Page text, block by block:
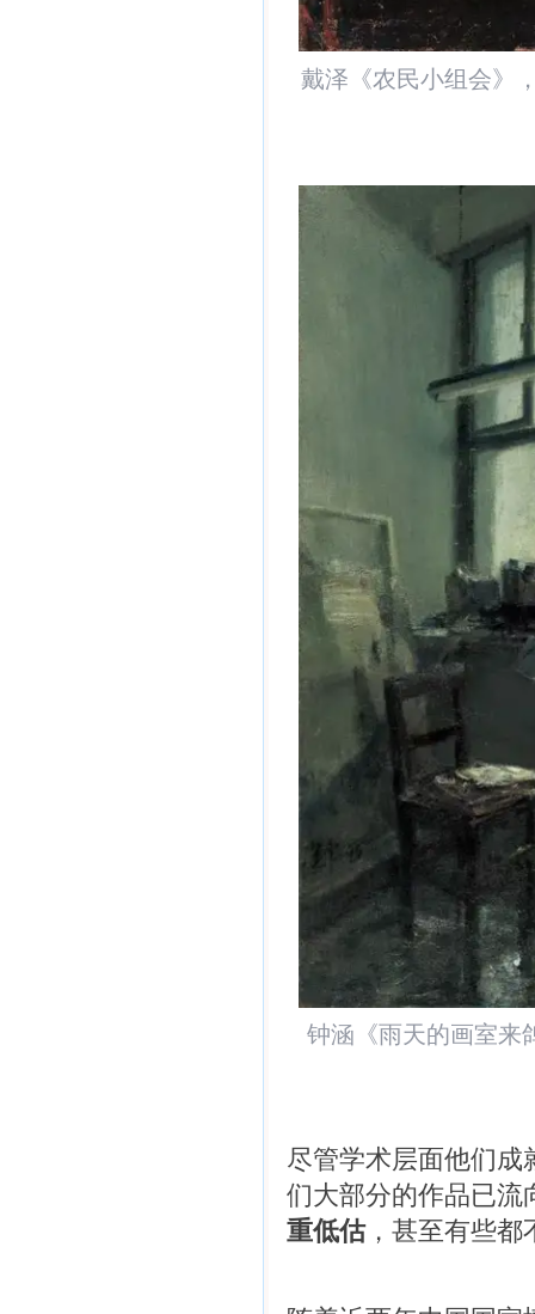
戴泽《农民小组会》
钟涵《雨天的画室来
尽管学术层面他们成
们大部分的作品已流
重低估，甚至有些都